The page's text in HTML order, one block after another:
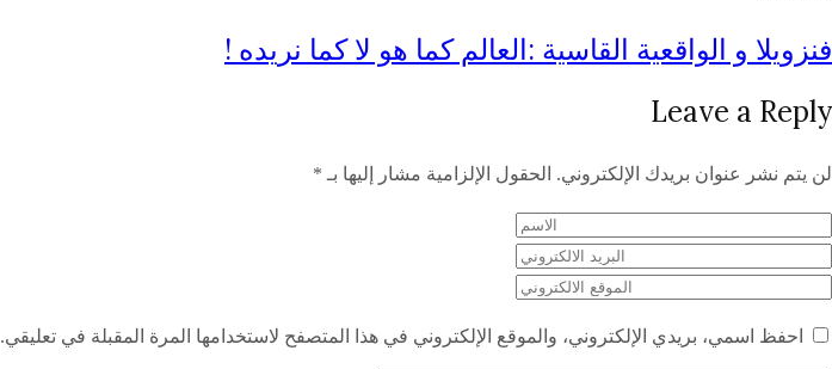
فنزويلا و الواقعية القاسية :العالم كما هو لا كما نريده !
Leave a Reply
لن يتم نشر عنوان بريدك الإلكتروني. الحقول الإلزامية مشار إليها بـ *
احفظ اسمي، بريدي الإلكتروني، والموقع الإلكتروني في هذا المتصفح لاستخدامها المرة المقبلة في تعليقي.